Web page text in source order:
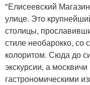
"Елисеевский
улице. Это
столицы,
стиле необарокко,
колоритом. Сюда до
экскурсии, а
гастрономическими